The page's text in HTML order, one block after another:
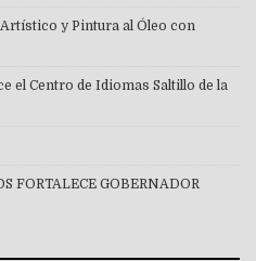
y Pintura al Óleo con
el Centro de Idiomas Saltillo de la
FORTALECE GOBERNADOR